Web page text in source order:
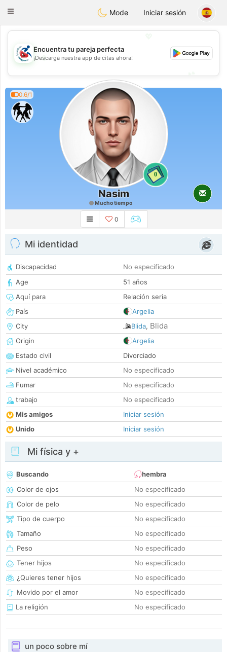
Handi Space
Toggle
Mode Iniciar sesión
💖
💕
Encuentra tu pareja perfecta
¡Descarga nuestra app de citas ahora!
0.6/1
0
Nasim
Mucho tiempo
0
Mi identidad
Discapacidad
No especificado
Age
51 años
Aquí para
Relación seria
País
Argelia
City
Blida, Blida
Origin
Argelia
Estado civil
Divorciado
Nivel académico
No especificado
Fumar
No especificado
trabajo
No especificado
Mis amigos
Iniciar sesión
Unido
Iniciar sesión
Mi física y +
Buscando
hembra
Color de ojos
No especificado
Color de pelo
No especificado
Tipo de cuerpo
No especificado
Tamaño
No especificado
Peso
No especificado
Tener hijos
No especificado
¿Quieres tener hijos
No especificado
Movido por el amor
No especificado
La religión
No especificado
un poco sobre mí